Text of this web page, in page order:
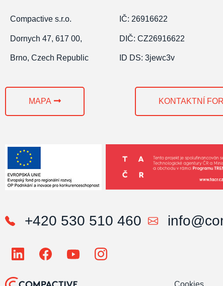
Compactive s.r.o.
Dornych 47, 617 00,
Brno, Czech Republic
IČ: 26916622
DIČ: CZ26916622
ID DS: 3jewc3v
MAPA KONTAKTNÍ
+420 530 510 460
Cookies